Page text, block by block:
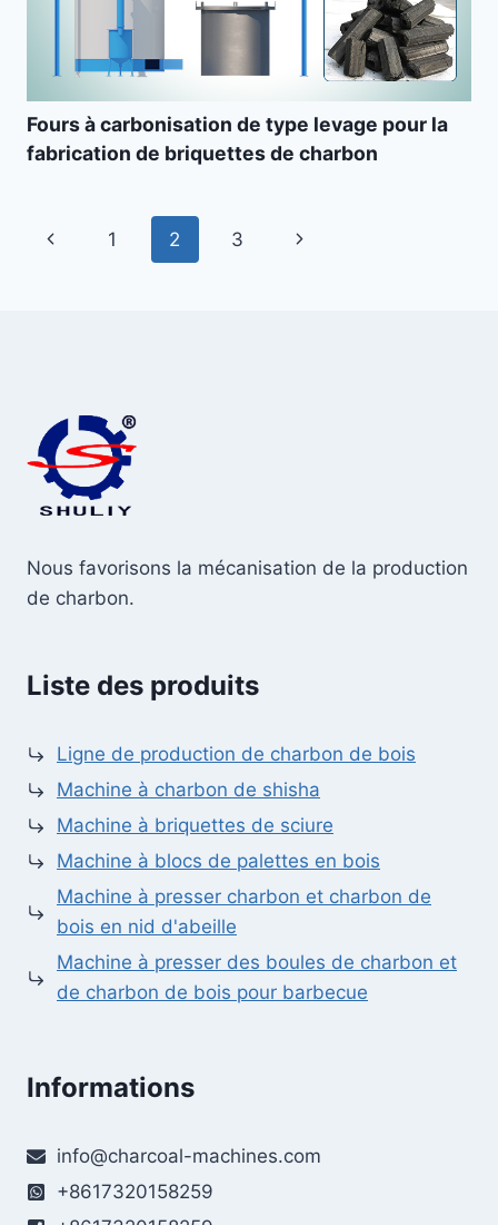
Fours à carbonisation de type levage pour la
fabrication de briquettes de charbon
Navigation
Page
1 2 3
Page
Nous favorisons la mécanisation de la production
de charbon.
Liste des produits
Ligne de production de charbon de bois
Machine à charbon de shisha
Machine à briquettes de sciure
Machine à blocs de palettes en bois
Machine à presser charbon et charbon de
bois en nid d'abeille
Machine à presser des boules de charbon et
de charbon de bois pour barbecue
Informations
info@charcoal-machines.com
+8617320158259